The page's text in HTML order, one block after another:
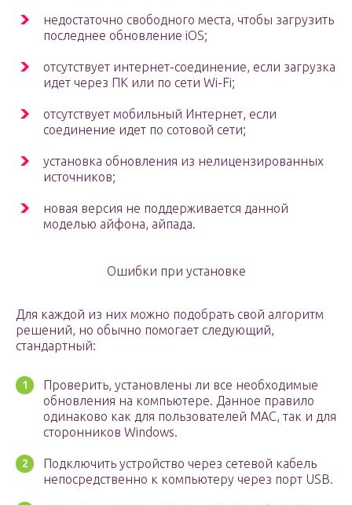
недостаточно свободного места, чтобы загрузить
последнее обновление iOS;
отсутствует интернет-соединение, если загрузка
идет через ПК или по сети Wi-Fi;
отсутствует мобильный Интернет, если
соединение идет по сотовой сети;
установка обновления из нелицензированных
источников;
новая версия не поддерживается данной
моделью айфона, айпада.
Ошибки при установке
Для каждой из них можно подобрать свой алгоритм
решений, но обычно помогает следующий,
стандартный:
Проверить, установлены ли все необходимые
обновления на компьютере. Данное правило
одинаково как для пользователей MAC, так и для
сторонников Windows.
Подключить устройство через сетевой кабель
непосредственно к компьютеру через порт USB.